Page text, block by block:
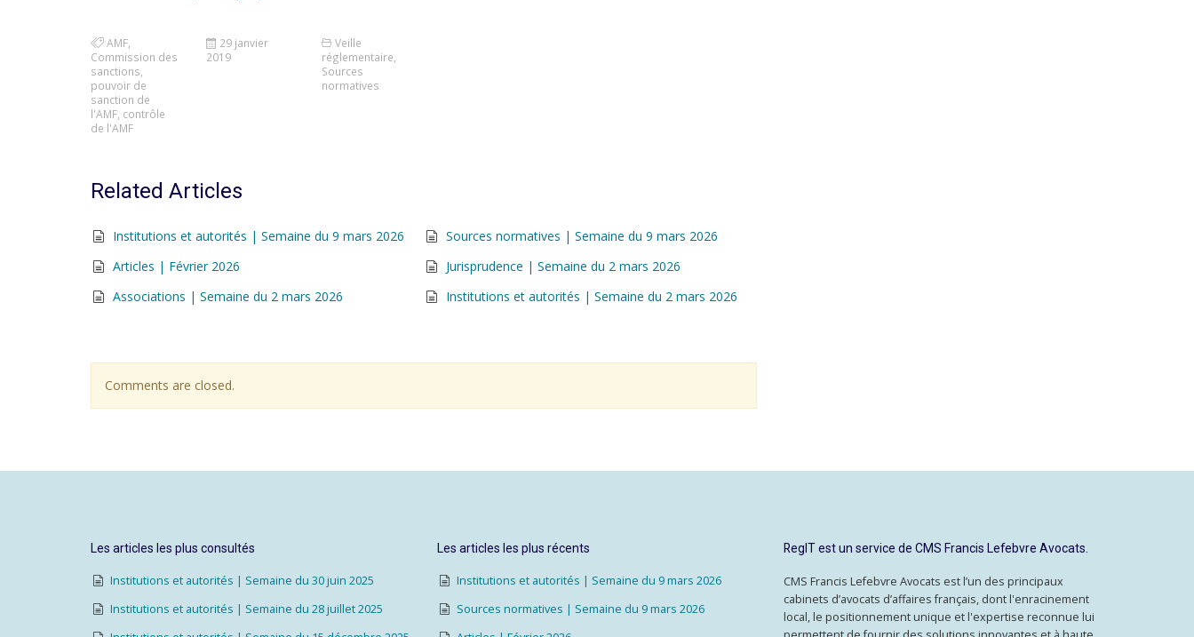
AMF
Commission des
sanctions
pouvoir de
sanction de
l'AMF contrôle
de l'AMF
29 janvier
2019
Veille
réglementaire
Sources
normatives
Related Articles
Institutions et autorités | Semaine du 9 mars 2026
Sources normatives | Semaine du 9 mars 2026
Articles | Février 2026
Jurisprudence | Semaine du 2 mars 2026
Associations | Semaine du 2 mars 2026
Institutions et autorités | Semaine du 2 mars 2026
Comments are closed.
Les articles les plus consultés
Institutions et autorités | Semaine du 30 juin 2025
Institutions et autorités | Semaine du 28 juillet 2025
Les articles les plus récents
Institutions et autorités | Semaine du 9 mars 2026
Sources normatives | Semaine du 9 mars 2026
RegIT est un service de CMS Francis Lefebvre Avocats.
CMS Francis Lefebvre Avocats est l’un des principaux
cabinets d’avocats d’affaires français, dont l'enracinement
local, le positionnement unique et l'expertise reconnue lui